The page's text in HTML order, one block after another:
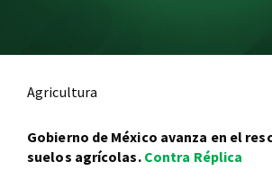
Agricultura
Gobierno de México avanza en el
suelos agrícolas. Contra Réplica